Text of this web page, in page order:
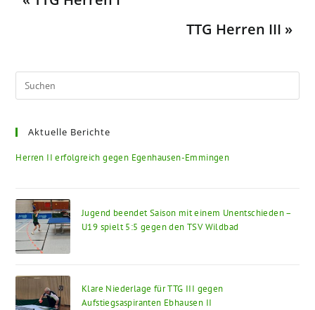
TTG Herren III »
Aktuelle Berichte
Herren II erfolgreich gegen Egenhausen-Emmingen
Jugend beendet Saison mit einem Unentschieden –
U19 spielt 5:5 gegen den TSV Wildbad
Klare Niederlage für TTG III gegen
Aufstiegsaspiranten Ebhausen II